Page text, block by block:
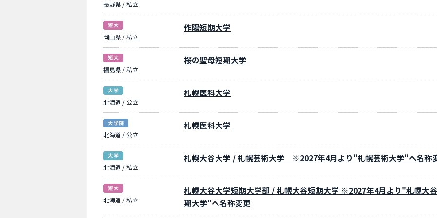
長野県 / 私立
岡山県 / 私立
作陽短期大学
福島県 / 私立
桜の聖母短期大学
北海道 / 公立
札幌医科大学
北海道 / 公立
札幌医科大学
北海道 / 私立
札幌大谷大学 / 札幌芸術大学 ※2027年4月より"札幌芸術大学"へ名称
北海道 / 私立
札幌大谷大学短期大学部 / 札幌大谷短期大学 ※2027年4月より"札幌大
期大学"へ名称変更